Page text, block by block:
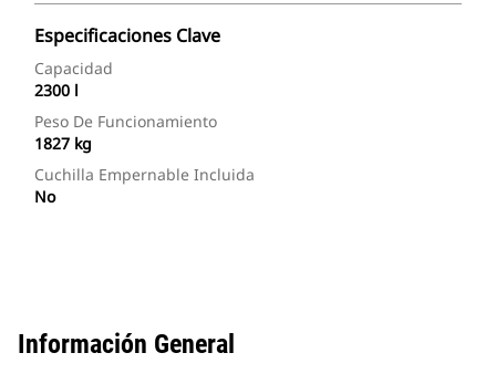
Especificaciones Clave
Capacidad
2300 l
Peso De Funcionamiento
1827 kg
Cuchilla Empernable Incluida
No
Información General